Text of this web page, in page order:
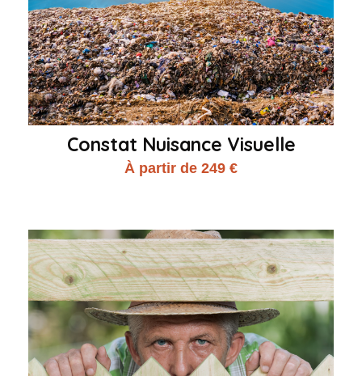
Constat Nuisance Visuelle
À partir de 249 €